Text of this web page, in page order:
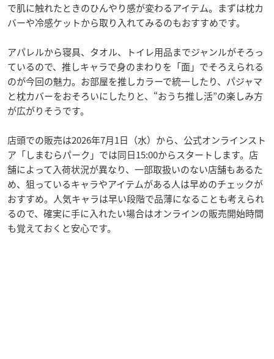
で肌に触れたときのひんやり感が変わるアイテム。まずは枕カ
バーや冷感ケットから取り入れてみるのもおすすめです。
アパレルから寝具、タオル、トイレ用品までジャンルがそろっ
ているので、推しキャラで身のまわりを「面」でそろえられる
のが今回の魅力。お部屋を推しカラーで統一したり、パジャマ
と枕カバーをおそろいにしたりと、“おうち推し活”の楽しみ方
が広がりそうです。
店頭での販売は2026年7月1日（水）から、公式オンラインスト
ア「しまむらパーク」では同日15:00からスタートします。店
舗によって入荷状況が異なり、一部取扱いのない店舗もあるた
め、狙っているキャラやアイテムがある人は早めのチェックが
おすすめ。人気キャラは早い段階で品薄になることも考えられ
るので、確実に手に入れたい場合はオンラインの販売開始時間
も覚えておくと安心です。